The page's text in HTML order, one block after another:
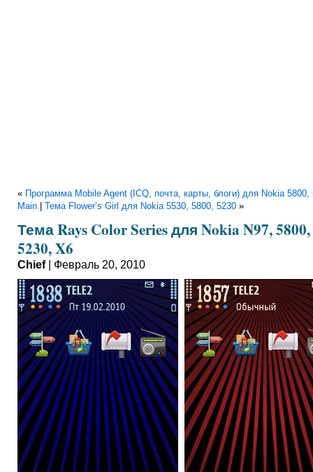
« Программа Mobile Agent (ICQ, почта, карты, блоги) для Nokia 5800,
Main
Тема Flower’s Girl для Nokia 5530, 5800, 5230 »
Тема Rays Color Series для Nokia N97,
5230, X6
Chief| Февраль 20, 2010